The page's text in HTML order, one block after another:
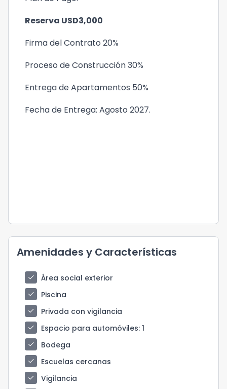
Reserva USD3,000
Firma del Contrato 20%
Proceso de Construcción 30%
Entrega de Apartamentos 50%
Fecha de Entrega: Agosto 2027.
Amenidades y Características
check
Área social exterior
check
Piscina
check
Privada con vigilancia
check
Espacio para automóviles: 1
check
Bodega
check
Escuelas cercanas
check
Vigilancia